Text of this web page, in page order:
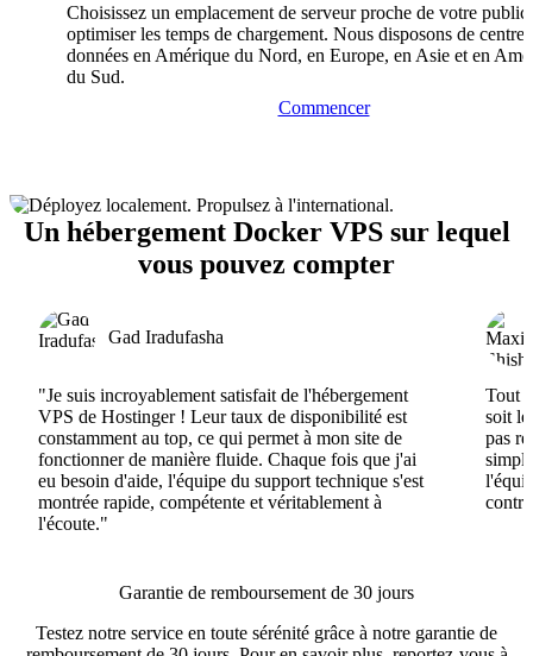
Choisissez un emplacement de serveur proche de votre
optimiser les temps de chargement. Nous disposons de
données en Amérique du Nord, en Europe, en Asie et en
du Sud.
Commencer
Un hébergement Docker VPS sur lequel
vous pouvez compter
Gad Iradufasha
"Je suis incroyablement satisfait de l'hébergement
VPS de Hostinger ! Leur taux de disponibilité est
constamment au top, ce qui permet à mon site de
fonctionner de manière fluide. Chaque fois que j'ai
eu besoin d'aide, l'équipe du support technique s'est
montrée rapide, compétente et véritablement à
l'écoute."
Tout
soit
pas
Garantie de remboursement de 30 jours
Testez notre service en toute sérénité grâce à notre garantie de